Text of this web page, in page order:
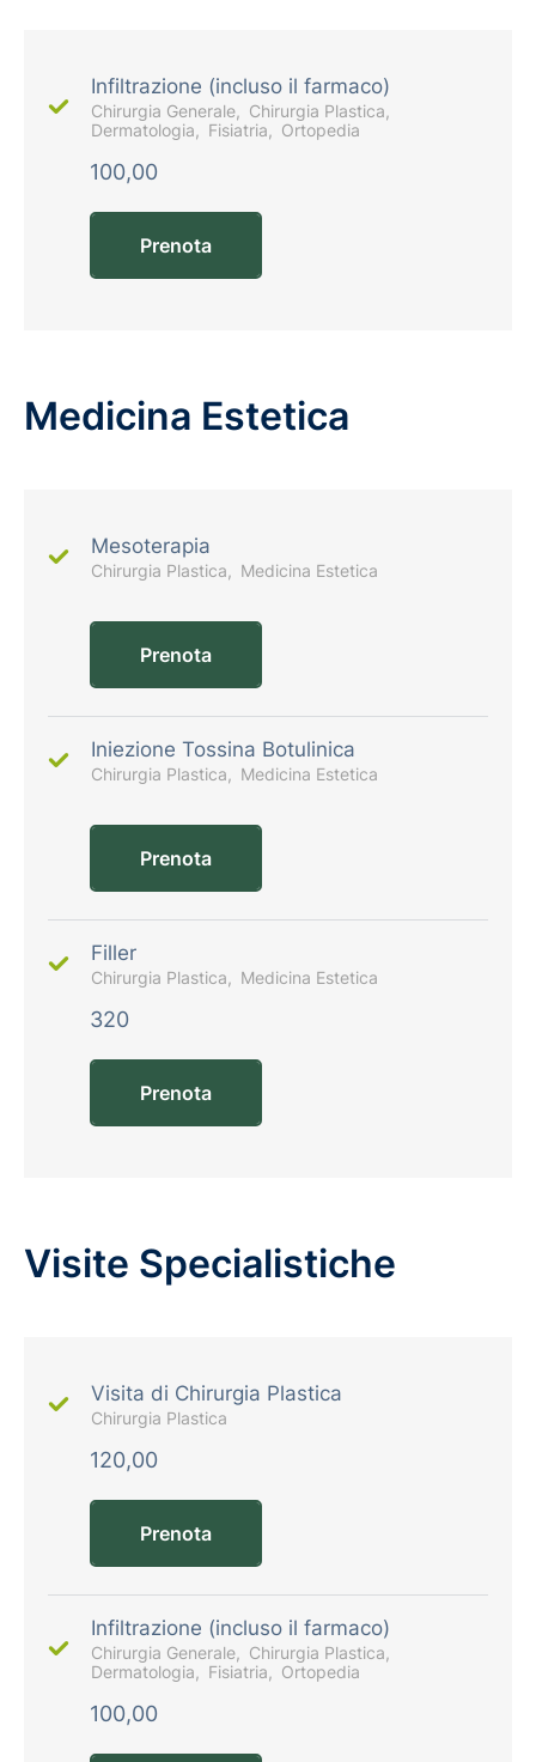
Infiltrazione (incluso il farmaco)
Chirurgia Generale
Chirurgia Plastica
Dermatologia
Fisiatria Ortopedia
100,00
Prenota
Medicina Estetica
Mesoterapia
Chirurgia Plastica Medicina Estetica
Prenota
Iniezione Tossina Botulinica
Chirurgia Plastica Medicina Estetica
Prenota
Filler
Chirurgia Plastica Medicina Estetica
320
Prenota
Visite Specialistiche
Visita di Chirurgia Plastica
Chirurgia Plastica
120,00
Prenota
Infiltrazione (incluso il farmaco)
Chirurgia Generale
Chirurgia Plastica
Dermatologia
Fisiatria Ortopedia
100,00